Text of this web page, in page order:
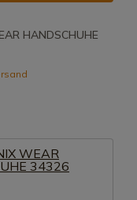
HANDSCHUHE